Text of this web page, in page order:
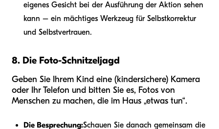
eigenes Gesicht bei der Ausführung der Aktion sehen
kann – ein mächtiges Werkzeug für Selbstkorrektur
und Selbstvertrauen.
8. Die Foto-Schnitzeljagd
Geben Sie Ihrem Kind eine (kindersichere) Kamera
oder Ihr Telefon und bitten Sie es, Fotos von
Menschen zu machen, die im Haus „etwas tun“.
Die Besprechung:Schauen Sie danach gemeinsam die